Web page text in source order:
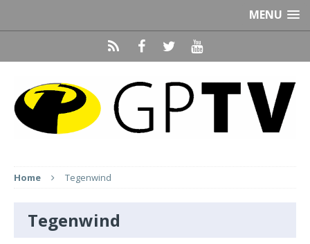
MENU
Home Tegenwind
Tegenwind